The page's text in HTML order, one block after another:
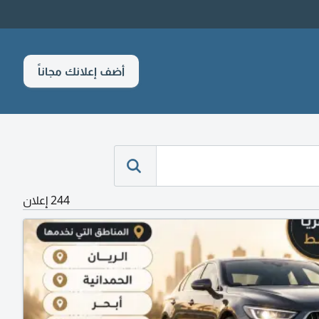
أضف إعلانك مجاناً
244 إعلان